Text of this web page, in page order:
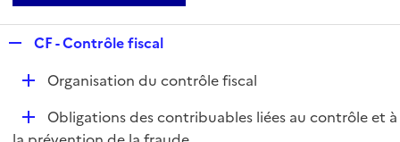
p
l
i
CF - Contrôle fiscal
DOrganisation du contrôle fiscal
DObligations des contribuables liées au contrôle et à